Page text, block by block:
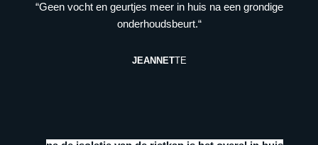
“Geen vocht en geurtjes meer in huis na een grondige
onderhoudsbeurt.“
JEANNETTE